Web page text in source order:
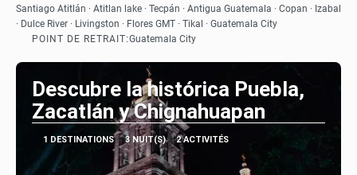
Santiago Atitlán · Atitlan lake · Tecpán · Antigua Guatemala · Copan · Izabal
· Dulce River · Livingston · Flores GMT · Tikal · Guatemala City
POINT DE RETRAIT:Guatemala City
Descubre la histórica Puebla,
Zacatlán y Chignahuapan
1 DESTINATIONS 3 NUIT(S) 2 ACTIVITÉS